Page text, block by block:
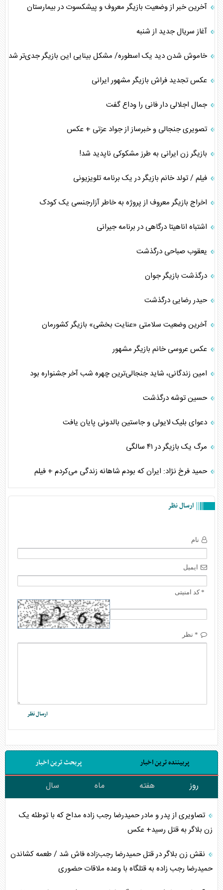
آخرین خبر از وضعیت بازیگر معروف و پیشکسوت در بیمارستان
آغاز سریال جدید از شنبه
خاموش شدن دید یک اسطوره/ مشکل بینایی این بازیگر جدی‌تر شد
عکس تجدید فراش بازیگر مشهور ایرانی
جمال اجلالی دار فانی را وداع گفت
تصویری جنجالی و خبرساز از جواد عزتی + عکس
بازیگر زن ایرانی به طرز مشکوکی ناپدید شد!
فیلم / تولد خانم بازیگر در یک برنامه تلویزیونی
اخراج بازیگر معروف از پروژه به خاطر آزارجنسی یک کودک
اشتباه اناهیتا درگاهی در برنامه جیرانی
یعقوب صباحی درگذشت
درگذشت بازیگر جوان
حیدر رضایی درگذشت
آخرین وضعیت سلامتی «عنایت بخشی» بازیگر کشورمان
عکس عروسی خانم بازیگر مشهور
امین زندگانی، شاید جنجالی‌ترین چهره شب آخر جشنواره بود
حسین توشه درگذشت
دعوای بلیک لایولی و جاستین بالدونی پایان یافت
مرگ یک بازیگر در ۴۱ سالگی
حمید فرخ نژاد: ایران که بودم شاهانه زندگی می‌کردم + فیلم
ارسال نظر
نام
ایمیل
* کد امنیتی
* نظر
پربیننده ترین اخبار پربحث ترین اخبار
روز هفته ماه سال
تصاویری از پدر و مادر حمیدرضا رجب زاده مداح که با توطئه یک
زن بلاگر به قتل رسید+ عکس
نقش زن بلاگر در قتل حمیدرضا رجب‌زاده فاش شد / طعمه کشاندن
حمیدرضا رجب زاده به قتلگاه با وعده ملاقات حضوری